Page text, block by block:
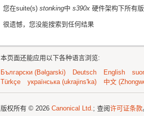
您在suite(s) stonking中 s390x 硬件架构下所有
很遗憾，您没能搜索到任何结果
本页面还能应用以下各种语言浏览:
Български (Bəlgarski)
Deutsch English
Türkçe
українська (ukrajins'ka) 中文
版权所有 © 2026 Canonical Ltd.; 查阅许可证条款